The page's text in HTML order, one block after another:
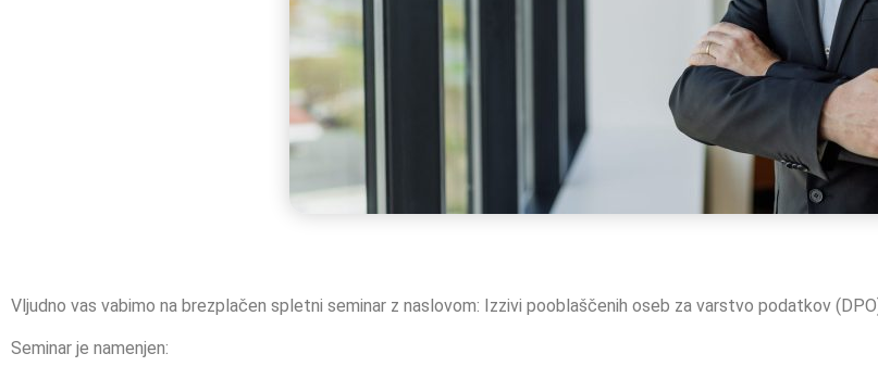
Vljudno vas vabimo na brezplačen spletni seminar z naslovom: Izzivi pooblaščenih oseb za varstvo podatkov
Seminar je namenjen: